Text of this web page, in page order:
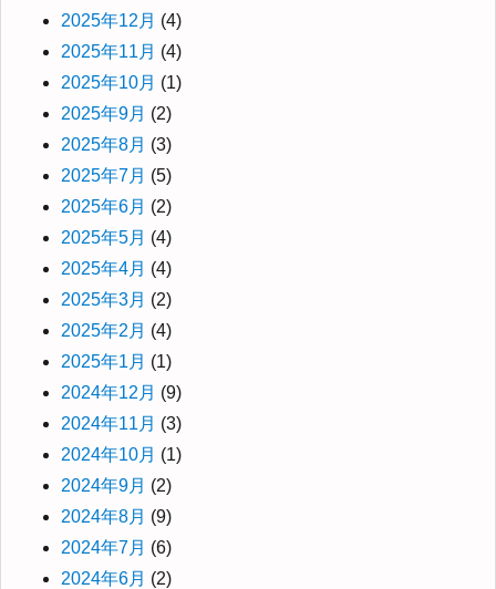
2025年12月 (4)
2025年11月 (4)
2025年10月 (1)
2025年9月 (2)
2025年8月 (3)
2025年7月 (5)
2025年6月 (2)
2025年5月 (4)
2025年4月 (4)
2025年3月 (2)
2025年2月 (4)
2025年1月 (1)
2024年12月 (9)
2024年11月 (3)
2024年10月 (1)
2024年9月 (2)
2024年8月 (9)
2024年7月 (6)
2024年6月 (2)